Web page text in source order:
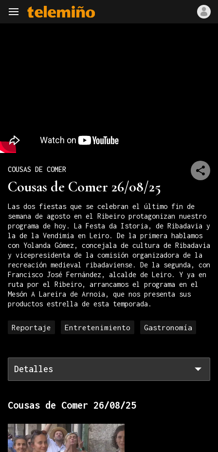
Navegación
COUSAS DE COMER
Cousas de Comer 26/08/25
Las dos fiestas que se celebran el último fin de
semana de agosto en el Ribeiro protagonizan nuestro
programa de hoy. La Festa da Istoria, de Ribadavia y
la de la Vendimia en Leiro. De la primera hablamos
con Yolanda Gómez, concejala de cultura de Ribadavia
y vicepresidenta de la comisión organizadora de la
recreación medieval ribadaviense. De la segunda, con
Francisco José Fernández, alcalde de Leiro. Y ya en
ruta por el Ribeiro, arrancamos el programa en el
Mesón A Lareira de Arnoia, que nos presenta sus
productos estrella de esta temporada.
Reportaje Entretenimiento Gastronomía
Detalles
Cousas de Comer 26/08/25